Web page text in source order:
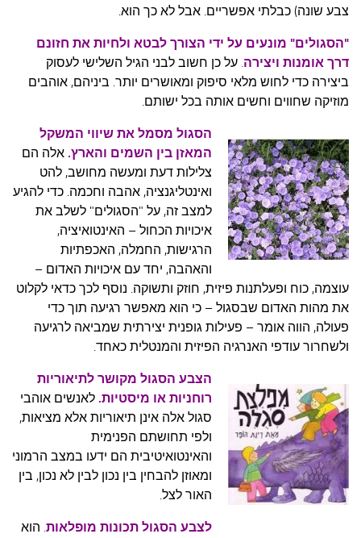
צבע שונה) כבלתי אפשריים. אבל לא כך הוא.
"הסגולים" מונעים על ידי הצורך לבטא ולחיות את חזונם
דרך אומנות ויצירה. על כן חשוב לבני הגיל השלישי לעסוק
ביצירה כדי לחוש מלאי סיפוק ומאושרים יותר. ביניהם, אוהבים
מוזיקה שחווים וחשים אותה בכל ישותם.
הסגול מסמל את שיווי המשקל
המאזן בין השמים והארץ. אלה הם
צלילות דעת ומעשה מחושב, להט
ואינטליגנציה, אהבה וחכמה. כדי להגיע
למצב זה, על "הסגולים" לשלב את
איכויות הכחול – האינטואיציה,
הרגישות, החמלה, האכפתיות
והאהבה, יחד עם איכויות האדום –
עוצמה, כוח ופעלתנות פיזית, חוזק ותשוקה. נוסף לכך כדאי לקלוט
את מהות האדום שבסגול – כי הוא מאפשר רגיעה תוך כדי
פעולה, הווה אומר – פעילות גופנית יצירתית שמביאה לרגיעה
ולשחרור עודפי האנרגיה הפיזית והמנטלית כאחד.
הצבע הסגול מקושר לתיאוריות
רוחניות או מיסטיות. לאנשים אוהבי
סגול אלה אינן תיאוריות אלא מציאות,
ולפי תחושתם הפנימית
והאינטואיטיבית הם ידעו במצב הרמוני
ומאוזן להבחין בין נכון לבין לא נכון, בין
האור לצל.
לצבע הסגול תכונות מופלאות. הוא